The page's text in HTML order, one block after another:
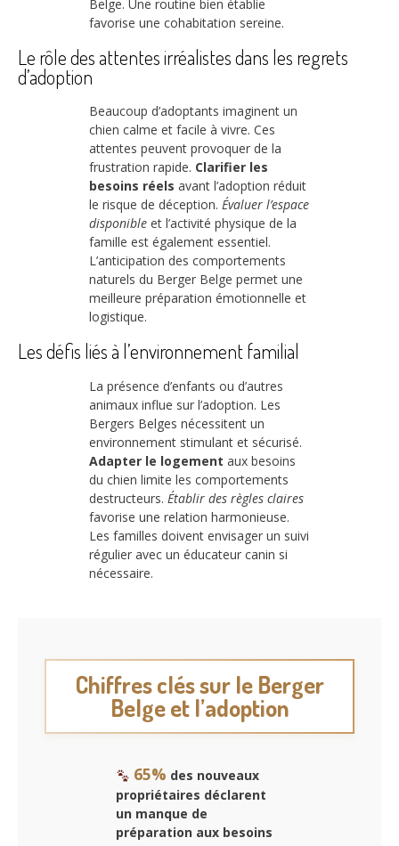
Belge. Une routine bien établie
favorise une cohabitation sereine.
Le rôle des attentes irréalistes dans les regrets
d’adoption
Beaucoup d’adoptants imaginent un
chien calme et facile à vivre. Ces
attentes peuvent provoquer de la
frustration rapide. Clarifier les
besoins réels avant l’adoption réduit
le risque de déception. Évaluer l’espace
disponible et l’activité physique de la
famille est également essentiel.
L’anticipation des comportements
naturels du Berger Belge permet une
meilleure préparation émotionnelle et
logistique.
Les défis liés à l’environnement familial
La présence d’enfants ou d’autres
animaux influe sur l’adoption. Les
Bergers Belges nécessitent un
environnement stimulant et sécurisé.
Adapter le logement aux besoins
du chien limite les comportements
destructeurs. Établir des règles claires
favorise une relation harmonieuse.
Les familles doivent envisager un suivi
régulier avec un éducateur canin si
nécessaire.
Chiffres clés sur le Berger
Belge et l’adoption
65% des nouveaux
propriétaires déclarent
un manque de
préparation aux besoins